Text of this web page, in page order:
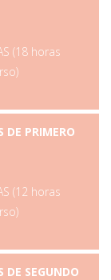
(18 horas
DE PRIMERO
(12 horas
DE SEGUNDO